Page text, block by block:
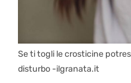
Se ti togli le crosticine
disturbo -ilgranata.it